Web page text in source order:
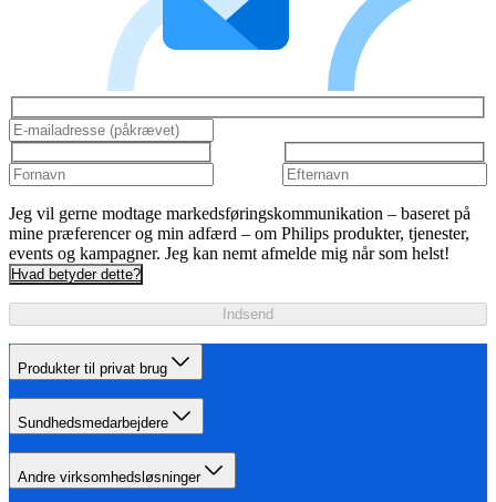
Jeg vil gerne modtage markedsføringskommunikation – baseret på
mine præferencer og min adfærd – om Philips produkter, tjenester,
events og kampagner. Jeg kan nemt afmelde mig når som helst!
Hvad betyder dette?
Indsend
Produkter til privat brug
Sundhedsmedarbejdere
Andre virksomhedsløsninger